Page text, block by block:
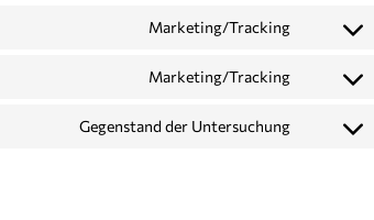
Marketing/Tracking
Marketing/Tracking
Gegenstand der Untersuchung